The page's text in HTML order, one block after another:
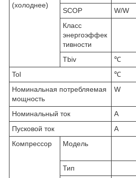
(холоднее)
SCOP
W/W
Класс
энергоэффек
тивности
Tbiv ℃
Tol
℃
Номинальная потребляемая
мощность
W
Номинальный ток A
Пусковой ток
A
Компрессор
Модель
Тип